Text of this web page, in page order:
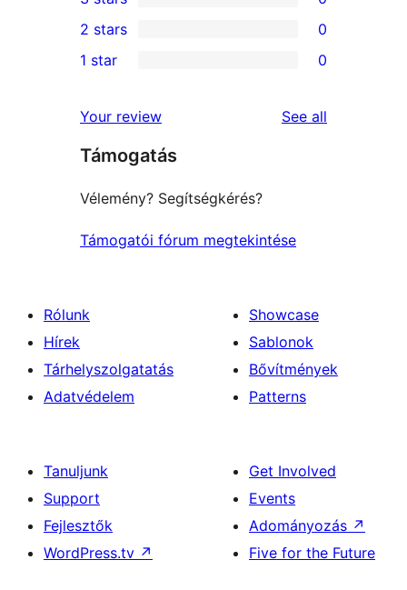
reviews
4-
star
reviews
0
3-
star
2-
reviews
2 stars 0
star
reviews
1 star 0
Your review See all
Támogatás
Vélemény? Segítségkérés?
Támogatói fórum megtekintése
Rólunk
Hírek
Tárhelyszolgatatás
Adatvédelem
Showcase
Sablonok
Bővítmények
Patterns
Tanuljunk
Support
Fejlesztők
WordPress.tv ↗
Get Involved
Events
Adományozás ↗
Five for the Future